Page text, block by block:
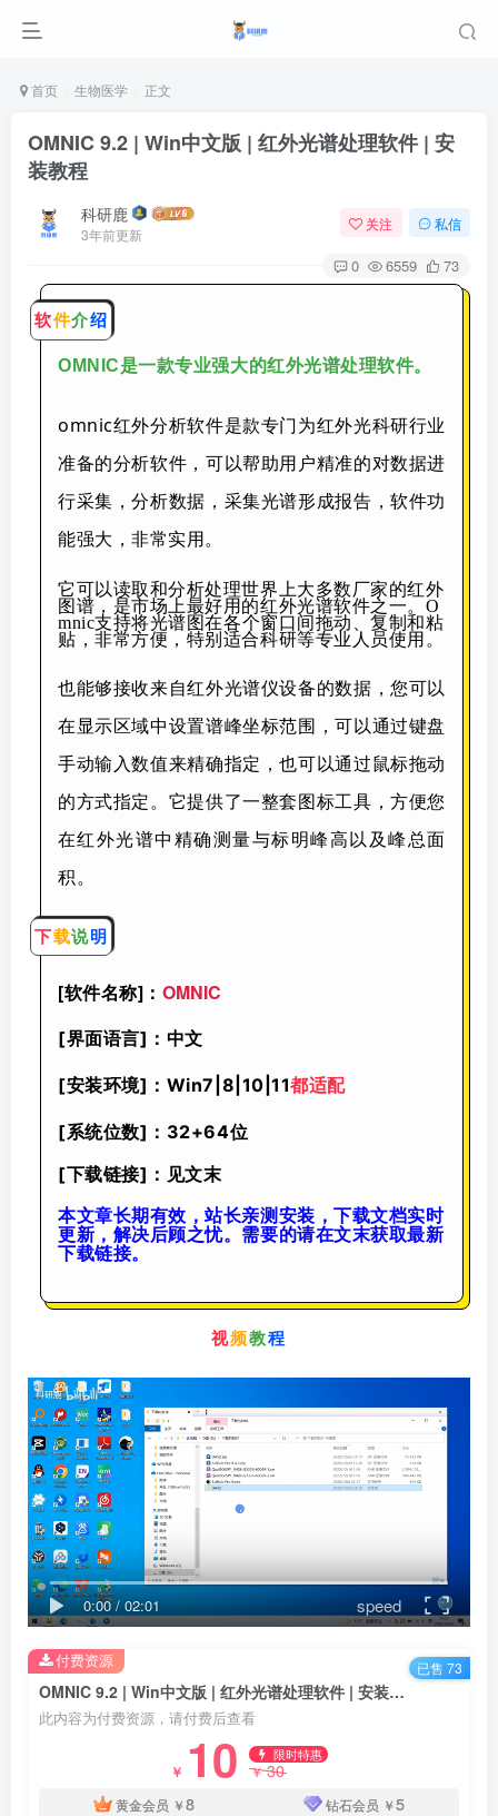
首页 生物医学 正文
OMNIC 9.2 | Win中文版 | 红外光谱处理软件 | 安
装教程
科研鹿
3年前更新
关注 私信
0 6559 73
软件介绍
OMNIC是一款专业强大的红外光谱处理软件。
omnic红外分析软件是款专门为红外光科研行业
准备的分析软件，可以帮助用户精准的对数据进
行采集，分析数据，采集光谱形成报告，软件功
能强大，非常实用。
它可以读取和分析处理世界上大多数厂家的红外
图谱，是市场上最好用的红外光谱软件之一。O
mnic支持将光谱图在各个窗口间拖动、复制和粘
贴，非常方便，特别适合科研等专业人员使用。
也能够接收来自红外光谱仪设备的数据，您可以
在显示区域中设置谱峰坐标范围，可以通过键盘
手动输入数值来精确指定，也可以通过鼠标拖动
的方式指定。它提供了一整套图标工具，方便您
在红外光谱中精确测量与标明峰高以及峰总面
积。
下载说明
[软件名称]： OMNIC
[界面语言]：中文
[安装环境]：Win7|8|10|11都适配
[系统位数]：32+64位
[下载链接]：见文末
本文章长期有效，站长亲测安装，下载文档实时
更新，解决后顾之忧。需要的请在文末获取最新
下载链接。
视频教程
0:00/02:01 speed
OMNIC 9.2 | Win中文版 | 红外光谱处理软件 | 安装教程
此内容为付费资源，请付费后查看
￥ 10 限时特惠
￥30
黄金会员 ￥8 钻石会员 ￥5
付费资源 已售 73